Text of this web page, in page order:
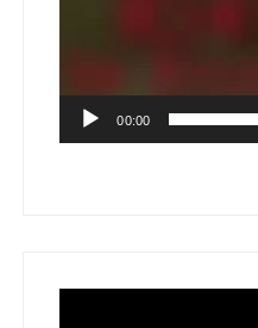
00:00